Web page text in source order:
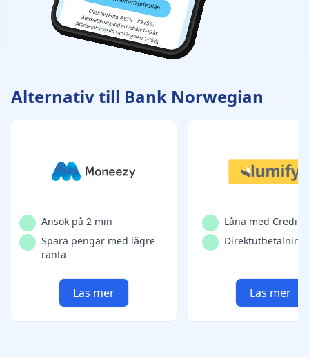
Alternativ till Bank Norwegian
Ansök på 2 min
Spara pengar med lägre
ränta
Läs mer
Låna med
Läs mer